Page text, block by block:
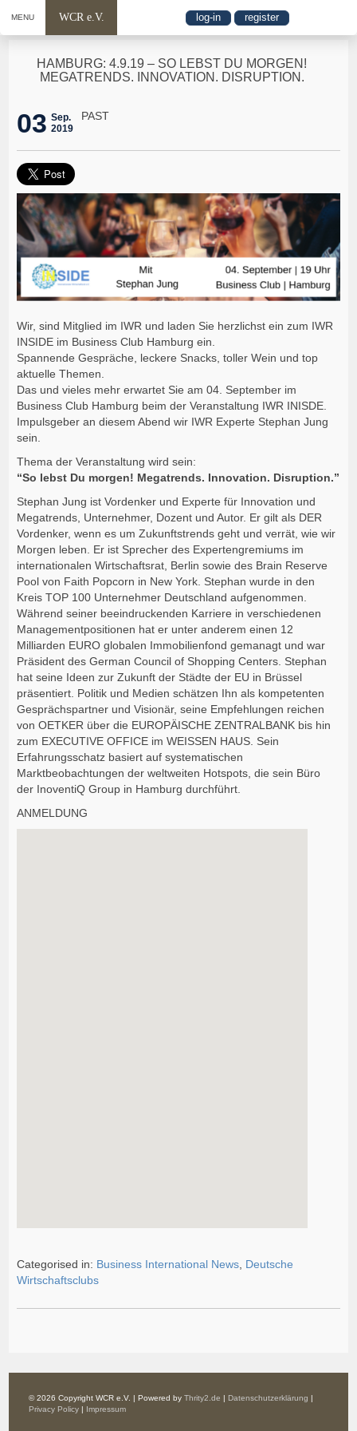
MENU WCR e.V. log-in register
HAMBURG: 4.9.19 – SO LEBST DU MORGEN!
MEGATRENDS. INNOVATION. DISRUPTION.
03 Sep.
2019
PAST
Wir, sind Mitglied im IWR und laden Sie herzlichst ein zum IWR
INSIDE im Business Club Hamburg ein.
Spannende Gespräche, leckere Snacks, toller Wein und top
aktuelle Themen.
Das und vieles mehr erwartet Sie am 04. September im
Business Club Hamburg beim der Veranstaltung IWR INISDE.
Impulsgeber an diesem Abend wir IWR Experte Stephan Jung
sein.
Thema der Veranstaltung wird sein:
“So lebst Du morgen! Megatrends. Innovation. Disruption.”
Stephan Jung ist Vordenker und Experte für Innovation und
Megatrends, Unternehmer, Dozent und Autor. Er gilt als DER
Vordenker, wenn es um Zukunftstrends geht und verrät, wie wir
Morgen leben. Er ist Sprecher des Expertengremiums im
internationalen Wirtschaftsrat, Berlin sowie des Brain Reserve
Pool von Faith Popcorn in New York. Stephan wurde in den
Kreis TOP 100 Unternehmer Deutschland aufgenommen.
Während seiner beeindruckenden Karriere in verschiedenen
Managementpositionen hat er unter anderem einen 12
Milliarden EURO globalen Immobilienfond gemanagt und war
Präsident des German Council of Shopping Centers. Stephan
hat seine Ideen zur Zukunft der Städte der EU in Brüssel
präsentiert. Politik und Medien schätzen Ihn als kompetenten
Gesprächspartner und Visionär, seine Empfehlungen reichen
von OETKER über die EUROPÄISCHE ZENTRALBANK bis hin
zum EXECUTIVE OFFICE im WEISSEN HAUS. Sein
Erfahrungsschatz basiert auf systematischen
Marktbeobachtungen der weltweiten Hotspots, die sein Büro
der InoventiQ Group in Hamburg durchführt.
ANMELDUNG
Categorised in: Business International News, Deutsche
Wirtschaftsclubs
© 2026 Copyright WCR e.V. | Powered byThrity2.de | Datenschutzerklärung |
Privacy Policy | Impressum